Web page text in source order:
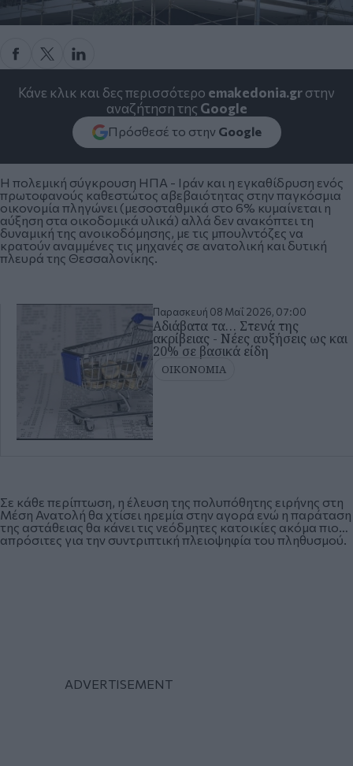
Κάνε κλικ και δες περισσότερο emakedonia.grστην
αναζήτηση της Google
Πρόσθεσέ το στην Google
Η πολεμική σύγκρουση ΗΠΑ - Ιράν και η εγκαθίδρυση ενός
πρωτοφανούς καθεστώτος αβεβαιότητας στην παγκόσμια
οικονομία πληγώνει (μεσοσταθμικά στο 6% κυμαίνεται η
αύξηση στα οικοδομικά υλικά) αλλά δεν ανακόπτει τη
δυναμική της ανοικοδόμησης, με τις μπουλντόζες να
κρατούν αναμμένες τις μηχανές σε ανατολική και δυτική
πλευρά της Θεσσαλονίκης.
Παρασκευή 08 Μαΐ 2026, 07:00
Αδιάβατα τα… Στενά της
ακρίβειας - Νέες αυξήσεις ως και
20% σε βασικά είδη
ΟΙΚΟΝΟΜΙΑ
Σε κάθε περίπτωση, η έλευση της πολυπόθητης ειρήνης στη
Μέση Ανατολή θα χτίσει ηρεμία στην αγορά ενώ η παράταση
της αστάθειας θα κάνει τις νεόδμητες κατοικίες ακόμα πιο…
απρόσιτες για την συντριπτική πλειοψηφία του πληθυσμού.